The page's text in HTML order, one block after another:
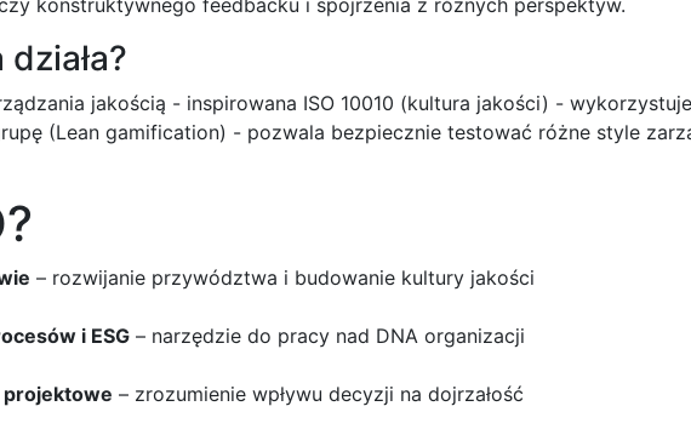
konstruktywnego feedbacku i spojrzenia z różnych perspektyw.
jakością - inspirowana ISO 10010 (kultura jakości) -
(Lean gamification) - pozwala bezpiecznie testować różne style
– rozwijanie przywództwa i budowanie kultury jakości
i ESG – narzędzie do pracy nad DNA organizacji
projektowe – zrozumienie wpływu decyzji na dojrzałość